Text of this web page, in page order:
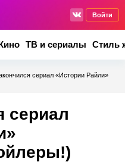
Войти
ТВ и сериалы Стиль
сериал «Истории Райли»
сериал